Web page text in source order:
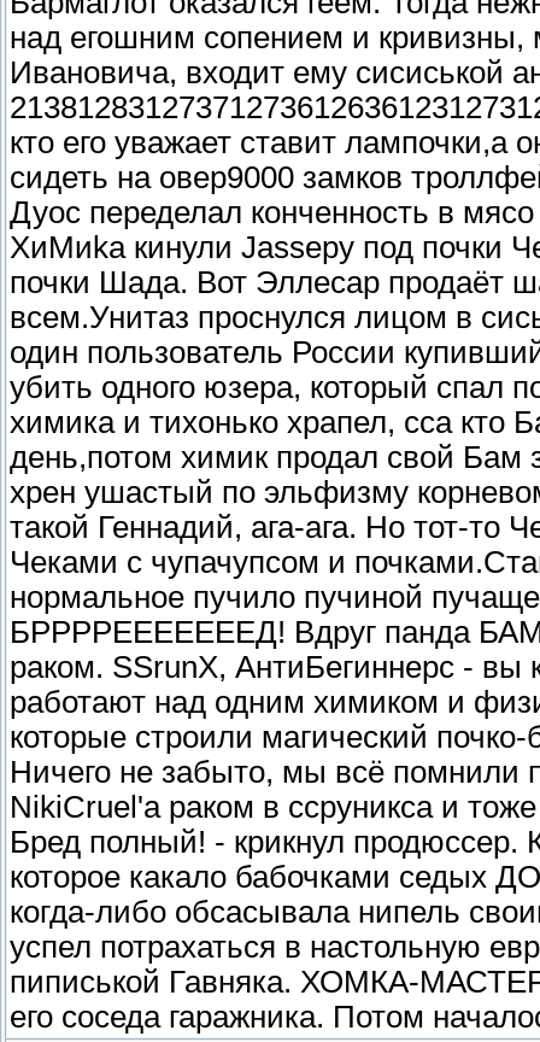
над егошним сопением и кривизны,
Ивановича, входит ему сисиськой
кто его уважает ставит лампочки,а
сидеть на овер9000 замков
Дуос переделал конченность в
ХиМиkа кинули Jassеру под почки
почки Шада. Вот Эллесар продаёт
всем.Унитаз проснулся лицом в
один пользователь России
убить одного юзера, который спал
химика и тихонько храпел, сса кто
день,потом химик продал свой Бам
хрен ушастый по эльфизму
такой Геннадий, ага-ага. Но тот-то
Чеками с чупачупсом и
нормальное пучило пучиной
БРРРРЕЕЕЕЕЕЕД! Вдруг панда
раком. SSrunX, АнтиБегиннерс -
работают над одним химиком и
которые строили магический
Ничего не забыто, мы всё помнили
NikiCruel'a раком в ссруникса и
Бред полный! - крикнул продюссер.
которое какало бабочками седых
когда-либо обсасывала нипель
успел потрахаться в настольную
пиписькой Гавняка. ХОМКА-МАСТЕР
его соседа гаражника. Потом